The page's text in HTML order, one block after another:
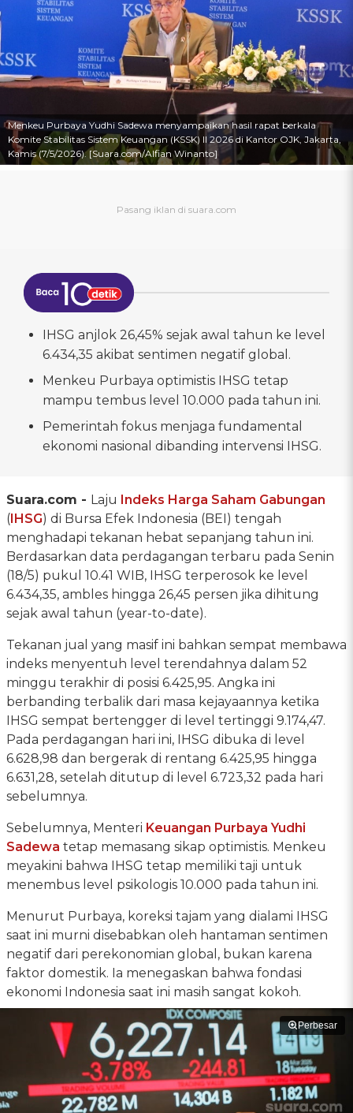
Menkeu Purbaya Yudhi Sadewa menyampaikan hasil rapat berkala
Komite Stabilitas Sistem Keuangan (KSSK) II 2026 di Kantor OJK, Jakarta,
Kamis (7/5/2026). [Suara.com/Alfian Winanto]
IHSG anjlok 26,45% sejak awal tahun ke level
6.434,35 akibat sentimen negatif global.
Menkeu Purbaya optimistis IHSG tetap
mampu tembus level 10.000 pada tahun ini.
Pemerintah fokus menjaga fundamental
ekonomi nasional dibanding intervensi IHSG.
Suara.com - Laju Indeks Harga Saham Gabungan
(IHSG) di Bursa Efek Indonesia (BEI) tengah
menghadapi tekanan hebat sepanjang tahun ini.
Berdasarkan data perdagangan terbaru pada Senin
(18/5) pukul 10.41 WIB, IHSG terperosok ke level
6.434,35, ambles hingga 26,45 persen jika dihitung
sejak awal tahun (year-to-date).
Tekanan jual yang masif ini bahkan sempat membawa
indeks menyentuh level terendahnya dalam 52
minggu terakhir di posisi 6.425,95. Angka ini
berbanding terbalik dari masa kejayaannya ketika
IHSG sempat bertengger di level tertinggi 9.174,47.
Pada perdagangan hari ini, IHSG dibuka di level
6.628,98 dan bergerak di rentang 6.425,95 hingga
6.631,28, setelah ditutup di level 6.723,32 pada hari
sebelumnya.
Sebelumnya, Menteri Keuangan Purbaya Yudhi
Sadewa tetap memasang sikap optimistis. Menkeu
meyakini bahwa IHSG tetap memiliki taji untuk
menembus level psikologis 10.000 pada tahun ini.
Menurut Purbaya, koreksi tajam yang dialami IHSG
saat ini murni disebabkan oleh hantaman sentimen
negatif dari perekonomian global, bukan karena
faktor domestik. Ia menegaskan bahwa fondasi
ekonomi Indonesia saat ini masih sangat kokoh.
Perbesar